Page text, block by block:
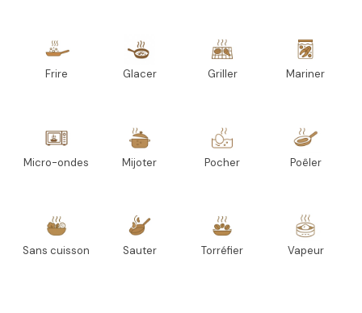
Frire Glacer Griller Mariner
Micro-ondes Mijoter Pocher Poêler
Sans cuisson Sauter Torréfier Vapeur